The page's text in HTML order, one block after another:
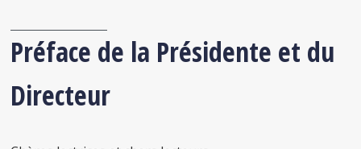
Préface de la Présidente et du
Directeur